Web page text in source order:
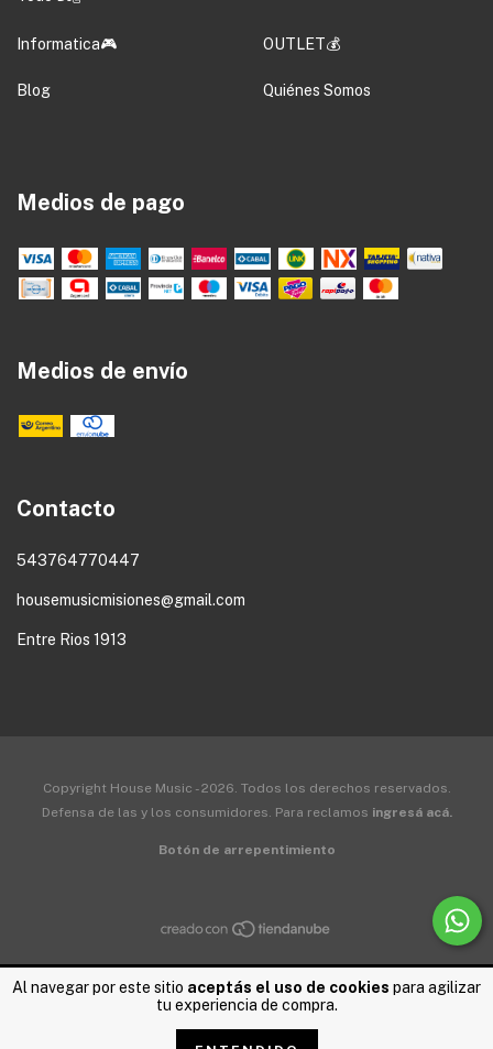
Al navegar por este sitio aceptás el uso de cookies para agilizar
tu experiencia de compra.
Informatica🎮 OUTLET💰
Blog Quiénes Somos
Medios de pago
Medios de envío
Contacto
543764770447
housemusicmisiones@gmail.com
Entre Rios 1913
Copyright House Music - 2026. Todos los derechos reservados.
Defensa de las y los consumidores. Para reclamos ingresá acá.
Botón de arrepentimiento